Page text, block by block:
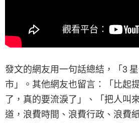
發文的網友用一句話總結，「3
市」。其他網友也留言：「比起
了，真的要流淚了」、「把人叫
道，浪費時間、浪費行政、浪費